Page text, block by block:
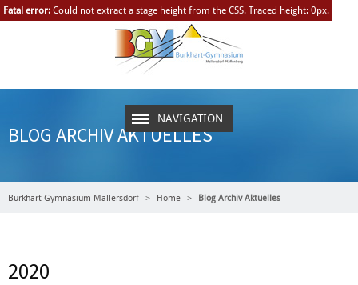
NAVIGATION
BLOG ARCHIV AKTUELLES
Burkhart Gymnasium Mallersdorf Home Blog Archiv Aktuelles
2020
Fatal error: Could not extract a stage height from the CSS. Traced height: 0px.